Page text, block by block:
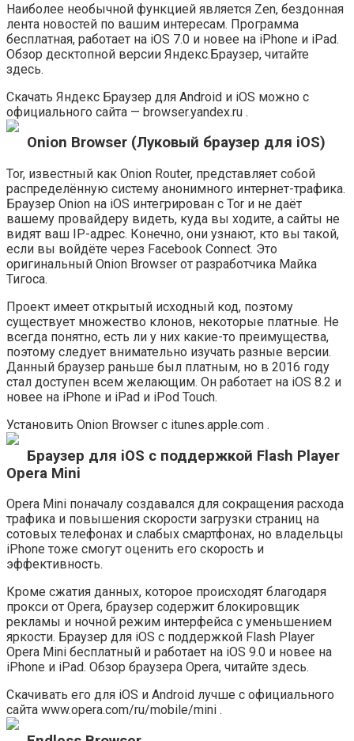
Наиболее необычной функцией является Zen, бездонная
лента новостей по вашим интересам. Программа
бесплатная, работает на iOS 7.0 и новее на iPhone и iPad.
Обзор десктопной версии Яндекс.Браузер, читайте
здесь.
Скачать Яндекс Браузер для Android и iOS можно с
официального сайта — browser.yandex.ru .
Onion Browser (Луковый браузер для iOS)
Tor, известный как Onion Router, представляет собой
распределённую систему анонимного интернет-трафика.
Браузер Onion на iOS интегрирован с Tor и не даёт
вашему провайдеру видеть, куда вы ходите, а сайты не
видят ваш IP-адрес. Конечно, они узнают, кто вы такой,
если вы войдёте через Facebook Connect. Это
оригинальный Onion Browser от разработчика Майка
Тигоса.
Проект имеет открытый исходный код, поэтому
существует множество клонов, некоторые платные. Не
всегда понятно, есть ли у них какие-то преимущества,
поэтому следует внимательно изучать разные версии.
Данный браузер раньше был платным, но в 2016 году
стал доступен всем желающим. Он работает на iOS 8.2 и
новее на iPhone и iPad и iPod Touch.
Установить Onion Browser с itunes.apple.com .
Браузер для iOS с поддержкой Flash Player
Opera Mini
Opera Mini поначалу создавался для сокращения расхода
трафика и повышения скорости загрузки страниц на
сотовых телефонах и слабых смартфонах, но владельцы
iPhone тоже смогут оценить его скорость и
эффективность.
Кроме сжатия данных, которое происходят благодаря
прокси от Opera, браузер содержит блокировщик
рекламы и ночной режим интерфейса с уменьшением
яркости. Браузер для iOS с поддержкой Flash Player
Opera Mini бесплатный и работает на iOS 9.0 и новее на
iPhone и iPad. Обзор браузера Opera, читайте здесь.
Скачивать его для iOS и Android лучше с официального
сайта www.opera.com/ru/mobile/mini .